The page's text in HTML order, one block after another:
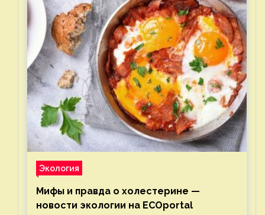
Экология
Мифы и правда о холестерине —
новости экологии на ECOportal